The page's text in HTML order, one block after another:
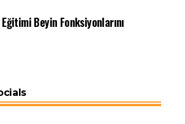
Beyin Fonksiyonlarını